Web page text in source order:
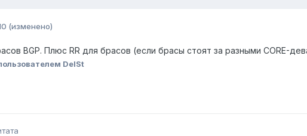
(изменено)
BGP. Плюс RR для брасов (если брасы стоят за разными CORE-
DelSt